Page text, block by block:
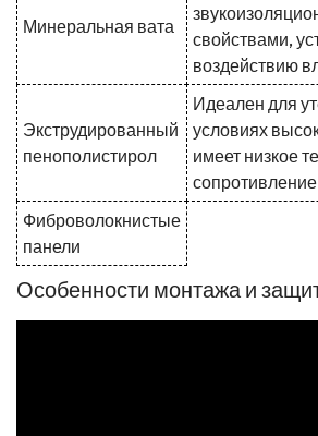
Минеральная вата
свойствами,
воздействию
Экструдированный
пенополистирол
Идеален для
условиях
имеет низкое
Фиброволокнистые
панели
Особенности монтажа и